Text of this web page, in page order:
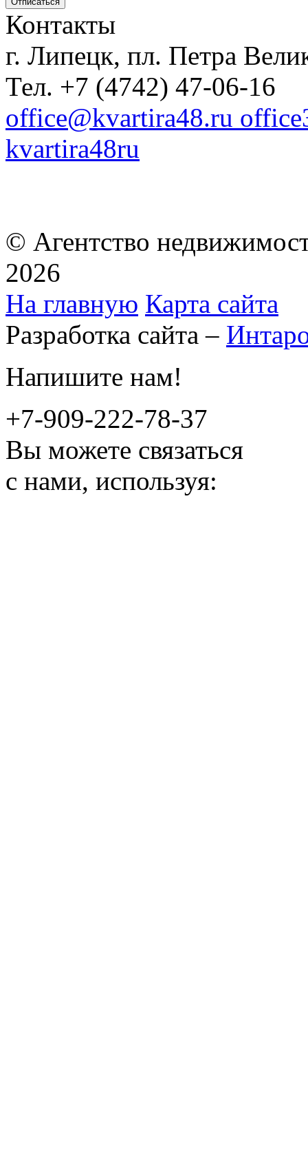
Контакты
г. Липецк, пл. Петра
Тел. +7 (4742) 47-06-16
office@kvartira48.ru
kvartira48ru
© Агентство
2026
На главную Карта сайта
Разработка сайта –
Напишите нам!
+7-909-222-78-37
Вы можете связаться
с нами, используя: